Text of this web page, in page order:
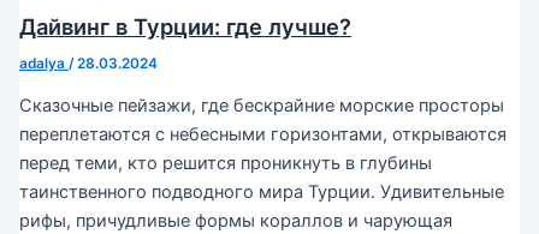
Дайвинг в Турции: где лучше?
adalya /28.03.2024
Сказочные пейзажи, где бескрайние морские просторы
переплетаются с небесными горизонтами, открываются
перед теми, кто решится проникнуть в глубины
таинственного подводного мира Турции. Удивительные
рифы, причудливые формы кораллов и чарующая